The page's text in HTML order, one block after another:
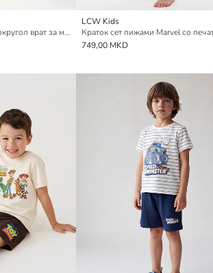
Краток сет пижами со округол врат за момчиња
LCW Kids
749,00 MKD